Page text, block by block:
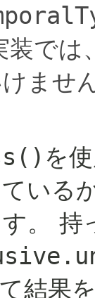
装では
ませ
を
いる
。
持
結果